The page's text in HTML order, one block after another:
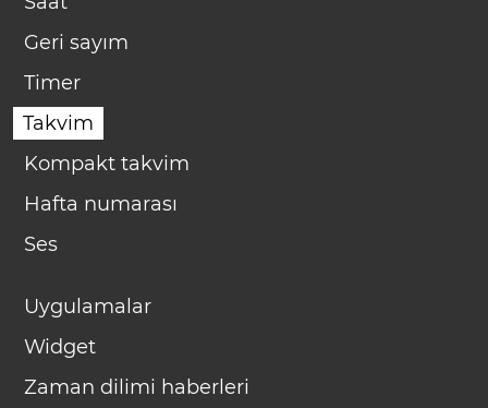
Geri sayım
Timer
Takvim
Kompakt takvim
Hafta numarası
Ses
Uygulamalar
Widget
Zaman dilimi haberleri